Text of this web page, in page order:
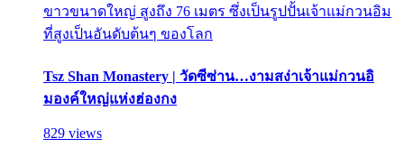
ขาวขนาดใหญ่ สูงถึง 76 เมตร ซึ่งเป็นรูปปั้นเจ้าแม่กวนอิม
ที่สูงเป็นอันดับต้นๆ ของโลก
Tsz Shan Monastery | วัดซีซ่าน…งามสง่าเจ้าแม่กวนอิ
มองค์ใหญ่แห่งฮ่องกง
829 views